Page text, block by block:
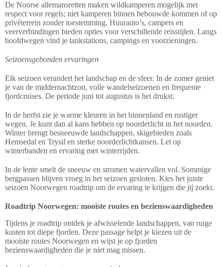
De Noorse allemansretten maken wildkamperen mogelijk met
respect voor regels; niet kamperen binnen bebouwde kommen of op
privéterrein zonder toestemming. Huurauto’s, campers en
veerverbindingen bieden opties voor verschillende reisstijlen. Langs
hoofdwegen vind je tankstations, campings en voorzieningen.
Seizoensgebonden ervaringen
Elk seizoen verandert het landschap en de sfeer. In de zomer geniet
je van de middernachtzon, volle wandelseizoenen en frequente
fjordcruises. De periode juni tot augustus is het drukst.
In de herfst zie je warme kleuren in het binnenland en rustiger
wegen. Je kunt dan al kans hebben op noorderlicht in het noorden.
Winter brengt besneeuwde landschappen, skigebieden zoals
Hemsedal en Trysil en sterke noorderlichtkansen. Let op
winterbanden en ervaring met winterrijden.
In de lente smelt de sneeuw en stromen watervallen vol. Sommige
bergpassen blijven vroeg in het seizoen gesloten. Kies het juiste
seizoen Noorwegen roadtrip om de ervaring te krijgen die jij zoekt.
Roadtrip Noorwegen: mooiste routes en bezienswaardigheden
Tijdens je roadtrip ontdek je afwisselende landschappen, van ruige
kusten tot diepe fjorden. Deze passage helpt je kiezen uit de
mooiste routes Noorwegen en wijst je op fjorden
bezienswaardigheden die je niet mag missen.